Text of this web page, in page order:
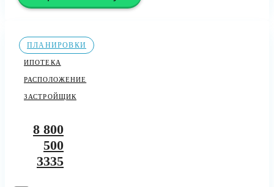
ПЛАНИРОВКИ
ИПОТЕКА
РАСПОЛОЖЕНИЕ
ЗАСТРОЙЩИК
8 800
500
3335